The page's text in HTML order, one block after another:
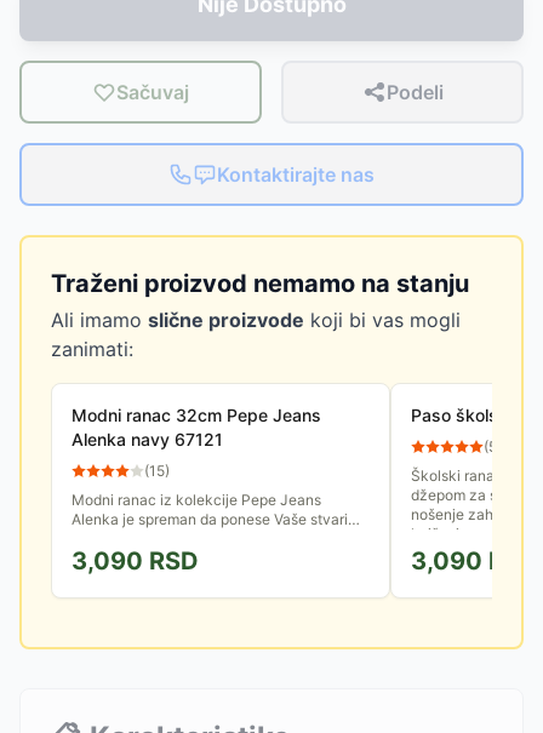
Sačuvaj Podeli
Kontaktirajte nas
Traženi proizvod nemamo na stanju
Ali imamo slične proizvode koji bi vas mogli
zanimati:
Modni ranac 32cm Pepe Jeans
Alenka navy 67121
(15)
Modni ranac iz kolekcije Pepe Jeans
Alenka je spreman da ponese Vaše stvari
ih vrati zajedno sa novim...
3,090 RSD
Paso školski
(53
Školski ranac sa
džepom za sitnice.
nošenje
kaiševima.
3,090 RSD